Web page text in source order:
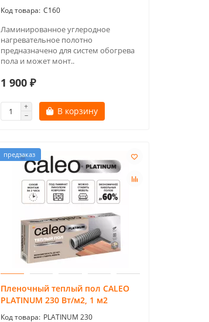
C160
Ламинированное углеродное
нагревательное полотно
предназначено для систем обогрева
пола и может монт..
1 900 ₽
В корзину
предзаказ
Пленочный теплый пол CALEO
PLATINUM 230 Вт/м2, 1 м2
PLATINUM 230